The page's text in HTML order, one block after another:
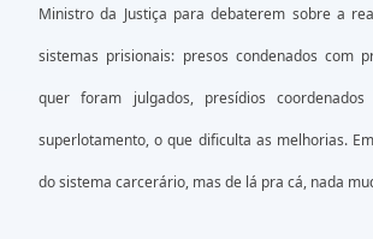
Ministro da Justiça para debaterem sobre a
sistemas prisionais: presos condenados com
quer foram julgados, presídios
superlotamento, o que dificulta as melhorias.
do sistema carcerário, mas de lá pra cá, nada